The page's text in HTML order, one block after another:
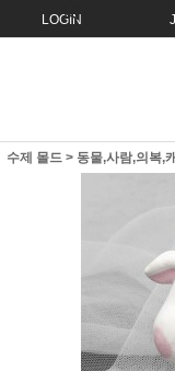
LOGIN
수제 몰드 > 동물,사람,의복,